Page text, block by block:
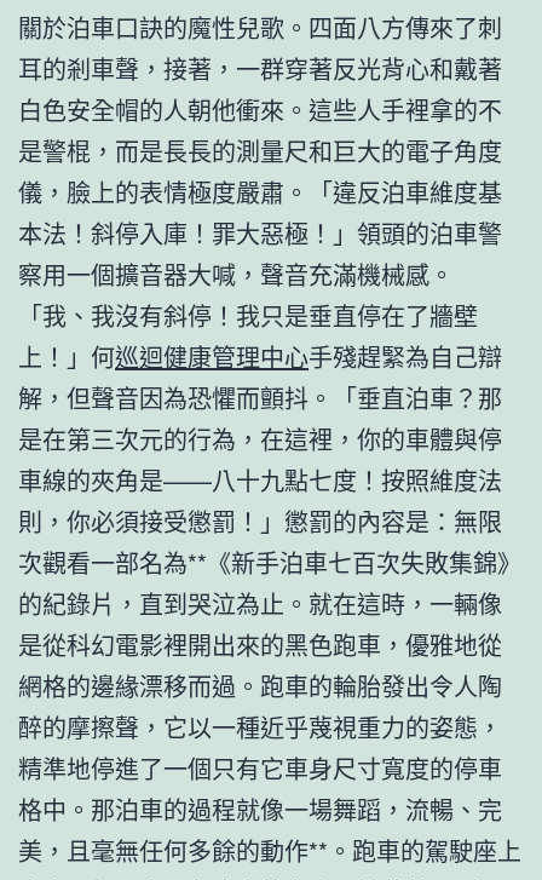
關於泊車口訣的魔性兒歌。四面八方傳來了刺
耳的剎車聲，接著，一群穿著反光背心和戴著
白色安全帽的人朝他衝來。這些人手裡拿的不
是警棍，而是長長的測量尺和巨大的電子角度
儀，臉上的表情極度嚴肅。「違反泊車維度基
本法！斜停入庫！罪大惡極！」領頭的泊車警
察用一個擴音器大喊，聲音充滿機械感。
「我、我沒有斜停！我只是垂直停在了牆壁
上！」何巡迴健康管理中心手殘趕緊為自己辯
解，但聲音因為恐懼而顫抖。「垂直泊車？那
是在第三次元的行為，在這裡，你的車體與停
車線的夾角是——八十九點七度！按照維度法
則，你必須接受懲罰！」懲罰的內容是：無限
次觀看一部名為**《新手泊車七百次失敗集錦》
的紀錄片，直到哭泣為止。就在這時，一輛像
是從科幻電影裡開出來的黑色跑車，優雅地從
網格的邊緣漂移而過。跑車的輪胎發出令人陶
醉的摩擦聲，它以一種近乎蔑視重力的姿態，
精準地停進了一個只有它車身尺寸寬度的停車
格中。那泊車的過程就像一場舞蹈，流暢、完
美，且毫無任何多餘的動作**。跑車的駕駛座上